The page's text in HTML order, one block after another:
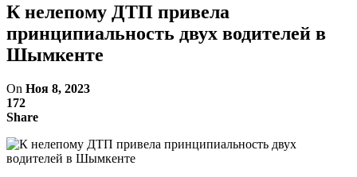
К нелепому ДТП привела
принципиальность двух водителей в
Шымкенте
On Ноя 8, 2023
172
Share